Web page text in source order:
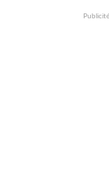
Publicité